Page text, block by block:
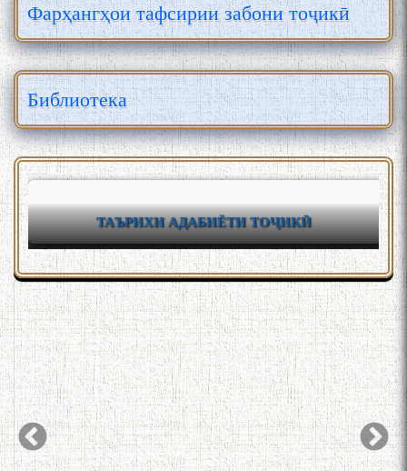
Фарҳангҳои тафсирии забони тоҷикӣ
Библиотека
ТАЪРИХИ АДАБИЁТИ ТОҶИКӢ